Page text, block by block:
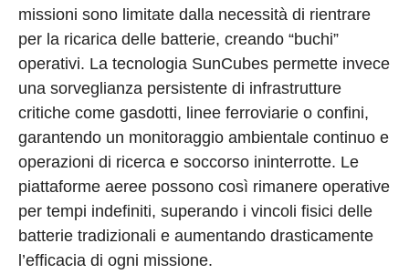
missioni sono limitate dalla necessità di rientrare
per la ricarica delle batterie, creando “buchi”
operativi. La tecnologia SunCubes permette invece
una sorveglianza persistente di infrastrutture
critiche come gasdotti, linee ferroviarie o confini,
garantendo un monitoraggio ambientale continuo e
operazioni di ricerca e soccorso ininterrotte. Le
piattaforme aeree possono così rimanere operative
per tempi indefiniti, superando i vincoli fisici delle
batterie tradizionali e aumentando drasticamente
l’efficacia di ogni missione.